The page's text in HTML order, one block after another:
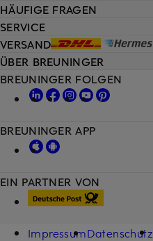
HÄUFIGE FRAGEN
SERVICE
VERSAND
ÜBER BREUNINGER
EIN PARTNER VON
BREUNINGER FOLGEN
BREUNINGER APP
ImpressumDatenschutz